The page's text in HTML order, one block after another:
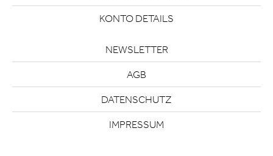
KONTO DETAILS
NEWSLETTER
AGB
DATENSCHUTZ
IMPRESSUM